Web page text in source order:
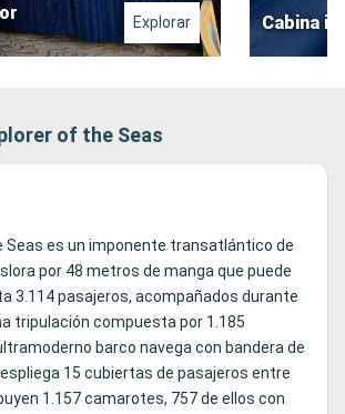
Explorar Cabina
of the Seas
Seas es un imponente transatlántico de
por 48 metros de manga que puede
3.114 pasajeros, acompañados durante
tripulación compuesta por 1.185
barco navega con bandera de
15 cubiertas de pasajeros entre
1.157 camarotes, 757 de ellos con